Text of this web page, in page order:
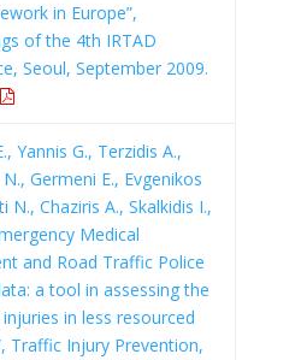
in Europe”,
of the 4th IRTAD
Seoul, September 2009.
Yannis G., Terzidis A.,
Germeni E., Evgenikos
N., Chaziris A., Skalkidis I.,
Medical
and Road Traffic Police
a tool in assessing the
in less resourced
Traffic Injury Prevention,